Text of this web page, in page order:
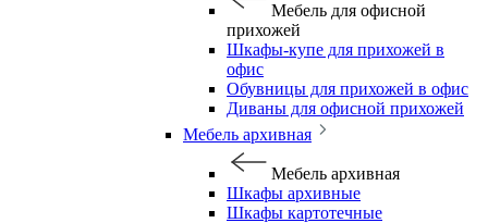
Мебель для офисной
прихожей
Шкафы-купе для прихожей в
офис
Обувницы для прихожей в офис
Диваны для офисной прихожей
Мебель архивная
Мебель архивная
Шкафы архивные
Шкафы картотечные